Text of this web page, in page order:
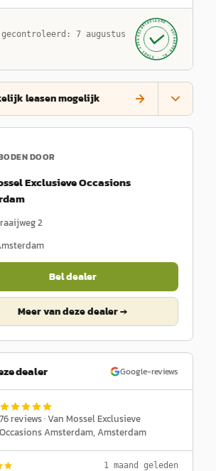
7 augustus
GECONTROLEERD ·
AUTOKOPEN.NL
· SINDS 1999 ·
leasen mogelijk
DOOR
Exclusieve Occasions
2
Bel dealer
Meer van deze dealer →
dealer Google-reviews
reviews ·Van Mossel Exclusieve
Occasions Amsterdam, Amsterdam
1 maand geleden